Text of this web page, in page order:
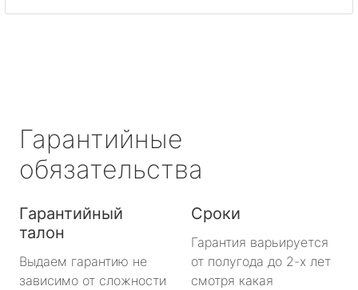
Гарантийные
обязательства
Гарантийный
талон
Выдаем гарантию не
зависимо от сложности
Сроки
Гарантия варьируется
от полугода до 2-х лет
смотря какая